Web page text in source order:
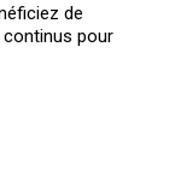
de
pour